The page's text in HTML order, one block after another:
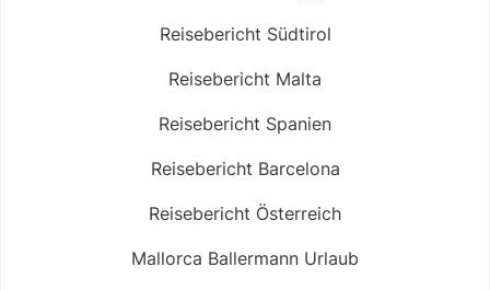
Reisebericht Südtirol
Reisebericht Malta
Reisebericht Spanien
Reisebericht Barcelona
Reisebericht Österreich
Mallorca Ballermann Urlaub